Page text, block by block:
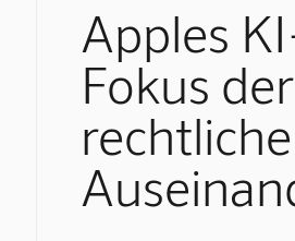
Apples
Fokus